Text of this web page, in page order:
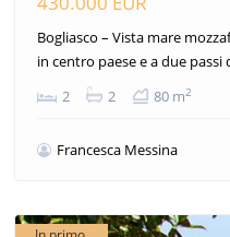
Bogliasco – Vista mare
in centro paese e a due passi
2 2 80 m2
Francesca Messina